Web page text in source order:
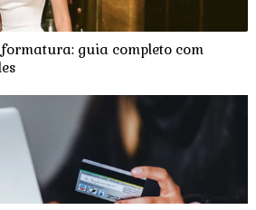
guia completo com